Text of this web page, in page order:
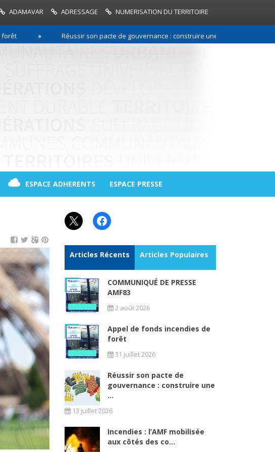
ADAMAVAR ADRESSAGE NUMERISATION DU TERRITOIRE
Réussir son pacte de gouvernance : construire une relation de confiance
ESPACE ADHERENTS ESPACE PRESSE
X Facebook
Articles Récents Articles Populaires
COMMUNIQUÉ DE PRESSE
AMF83
2 août 2026
Appel de fonds incendies de
forêt
31 juillet 2026
Réussir son pacte de
gouvernance : construire une
...
13 juillet 2026
Incendies : l’AMF mobilisée
aux côtés des co...